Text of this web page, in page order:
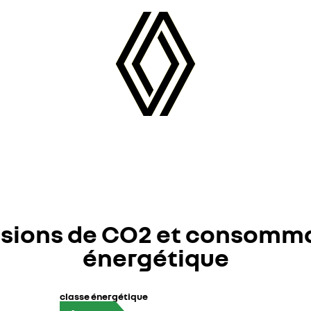
de CO2 et
énergétique
classe énergétique